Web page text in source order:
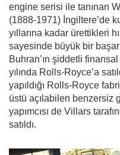
engine serisi ile tanınan
(1888-1971) İngiltere’de
yıllarına kadar ürettikleri
sayesinde büyük bir
Buhran’ın şiddetli
yılında Rolls-Royce’a
yapıldığı Rolls-Royce
üstü açılabilen benzersiz
yapımcısı de Villars
satıldı.